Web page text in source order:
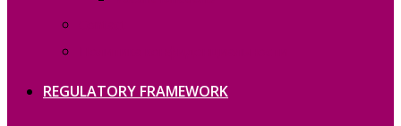
REGULATORY FRAMEWORK